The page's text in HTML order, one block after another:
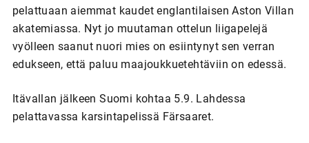
pelattuaan aiemmat kaudet englantilaisen Aston Villan
akatemiassa. Nyt jo muutaman ottelun liigapelejä
vyölleen saanut nuori mies on esiintynyt sen verran
edukseen, että paluu maajoukkuetehtäviin on edessä.
Itävallan jälkeen Suomi kohtaa 5.9. Lahdessa
pelattavassa karsintapelissä Färsaaret.